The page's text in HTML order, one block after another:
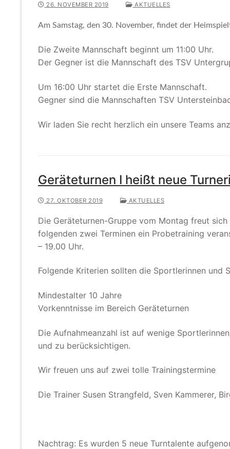
26. NOVEMBER 2019 AKTUELLES
Am Samstag, den 30. November, findet der
Die Zweite Mannschaft beginnt um 11:00 Uhr.
Der Gegner ist die Mannschaft des TSV
Um 16:00 Uhr startet die Erste Mannschaft.
Gegner sind die Mannschaften TSV
Wir laden Sie recht herzlich ein unsere Teams
Geräteturnen I heißt neue
27. OKTOBER 2019 AKTUELLES
Die Geräteturnen-Gruppe vom Montag freut
folgenden zwei Terminen ein Probetraining
– 19.00 Uhr.
Folgende Kriterien sollten die Sportlerinnen und
Mindestalter 10 Jahre
Vorkenntnisse im Bereich Geräteturnen
Die Aufnahmeanzahl ist auf wenige
und zu berücksichtigen.
Wir freuen uns auf zwei tolle Trainingstermine
Die Trainer Susen Strangfeld, Sven Kammerer,
Nachtrag: Es wurden 5 neue Turntalente